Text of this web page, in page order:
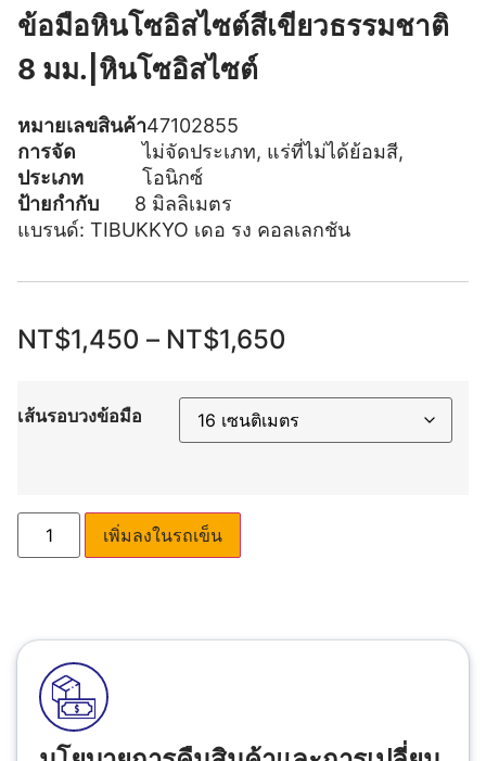
ข้อมือหินโซอิสไซต์สีเขียวธรรมชาติ
8 มม.|หินโซอิสไซต์
หมายเลขสินค้า47102855
การจัด
ประเภท
ไม่จัดประเภท, แร่ที่ไม่ได้ย้อมสี,
โอนิกซ์
ป้ายกำกับ
8 มิลลิเมตร
แบรนด์: TIBUKKYO เดอ รง คอลเลกชัน
NT$1,450 – NT$1,650
เส้นรอบวงข้อมือ
เพิ่มลงในรถเข็น